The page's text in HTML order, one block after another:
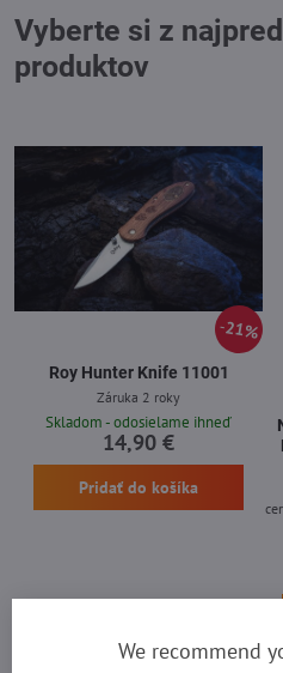
Vyberte si z
produktov
21%
Roy Hunter Knife 11001
Záruka 2 roky
Skladom - odosielame ihneď
14,90 €
Pridať do košíka
We recommend